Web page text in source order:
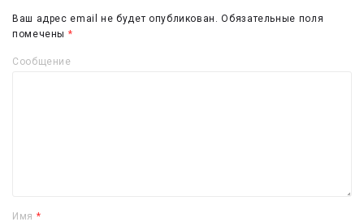
Ваш адрес email не будет опубликован. Обязательные поля
помечены *
Сообщение
Имя *